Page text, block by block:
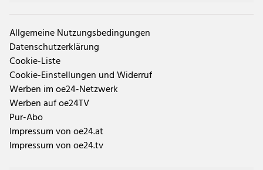
Allgemeine Nutzungsbedingungen
Datenschutzerklärung
Cookie-Liste
Cookie-Einstellungen und Widerruf
Werben im oe24-Netzwerk
Werben auf oe24TV
Pur-Abo
Impressum von oe24.at
Impressum von oe24.tv